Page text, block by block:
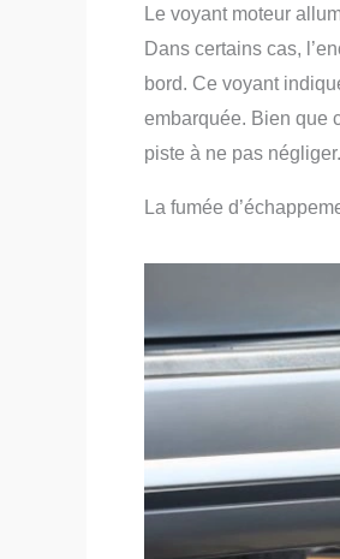
Le voyant moteur
Dans certains cas,
bord. Ce voyant
embarquée. Bien que
piste à ne pas négliger.
La fumée